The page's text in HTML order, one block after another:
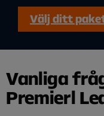
Välj ditt
Vanliga
Premierl